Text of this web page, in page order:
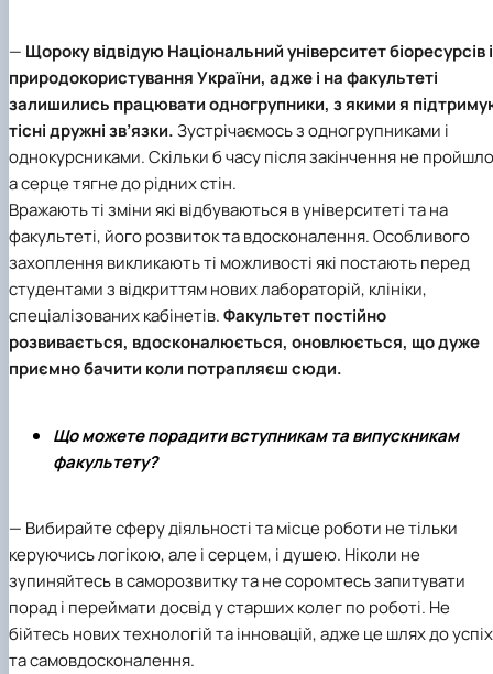
— Щороку відвідуюНаціональний університет біоресурсів і
природокористування України, адже і на факультеті
залишились працювати одногрупники, з якими я
тісні дружні зв’язки.Зустрічаємось з одногрупниками і
однокурсниками. Скільки б часу після закінчення не
а серце тягне до рідних стін.
Вражають ті зміни які відбуваються в університеті та на
факультеті, його розвиток та вдосконалення. Особливого
захоплення викликають ті можливості які постають перед
студентами з відкриттям нових лабораторій, клініки,
спеціалізованих кабінетів.Факультет постійно
розвивається, вдосконалюється, оновлюється, що дуже
приємно бачити коли потрапляєш сюди.
Що можете порадити вступникам та випускникам
факультету?
— Вибирайте сферу діяльності та місце роботи не тільки
керуючись логікою, але і серцем, і душею. Ніколи не
зупиняйтесь в саморозвитку та не соромтесь запитувати
порад і переймати досвід у старших колег по роботі. Не
бійтесь нових технологій та інновацій, адже це шлях до
та самовдосконалення.